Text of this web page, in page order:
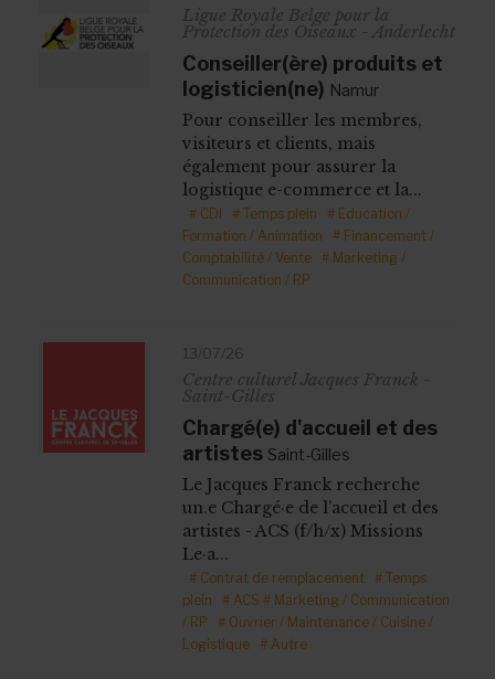
Ligue Royale Belge pour la
Protection des Oiseaux - Anderlecht
Conseiller(ère) produits et
logisticien(ne) Namur
Pour conseiller les membres,
visiteurs et clients, mais
également pour assurer la
logistique e-commerce et la...
# CDI # Temps plein
# Education /
Formation / Animation
# Financement /
Comptabilité / Vente # Marketing /
Communication / RP
13/07/26
Centre culturel Jacques Franck -
Saint-Gilles
Chargé(e) d'accueil et des
artistes Saint-Gilles
Le Jacques Franck recherche
un.e Chargé·e de l'accueil et des
artistes - ACS (f/h/x) Missions
Le·a...
# Contrat de remplacement # Temps
plein
# ACS # Marketing / Communication
/ RP
# Ouvrier / Maintenance / Cuisine /
Logistique # Autre